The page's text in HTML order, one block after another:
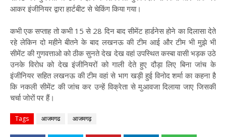
आकर इंजीनियर द्वारा हार्टबीट से चेकिंग किया गया।
कभी एक सप्ताह तो कभी 15 से 28 दिन बाद सीमेंट हार्डनेस होने का दिलासा देते
रहे लेकिन दो महीने बीतने के बाद लखनऊ की टीम आई और टीम भी मुझे भी
सीमेंट की गुणवत्ताओ को ठीक सुनते देख देख वहां उपस्थित कस्बा वासी भड़क उठे
उनके विरोध को देख इंजीनियरों को गाली देते हुए दौड़ा लिए बिना जांच के
इंजीनियर सहित लखनऊ की टीम वहां से भाग खड़ी हुई विनोद शर्मा का कहना है
कि नकली सीमेंट की जांच कर उन्हें विक्रेता से मुआवजा दिलाया जाए जिसकी
चर्चा जोरों पर हैं।
Tags आजमगढ आजमगढ़